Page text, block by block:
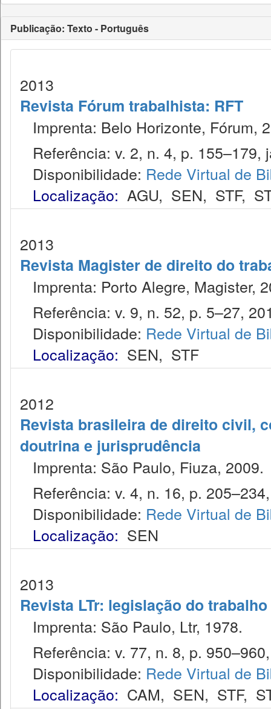
Publicação: Texto - Português
2013
Revista Fórum trabalhista: RFT
Imprenta: Belo Horizonte, Fórum,
Referência: v. 2, n. 4, p. 155–179,
Disponibilidade: Rede Virtual de
Localização: AGU, SEN, STF,
2013
Revista Magister de direito do
Imprenta: Porto Alegre, Magister,
Referência: v. 9, n. 52, p. 5–27,
Disponibilidade: Rede Virtual de
Localização: SEN, STF
2012
Revista brasileira de direito civil,
doutrina e jurisprudência
Imprenta: São Paulo, Fiuza, 2009.
Referência: v. 4, n. 16, p.
Disponibilidade: Rede Virtual de
Localização: SEN
2013
Revista LTr: legislação do trabalho
Imprenta: São Paulo, Ltr, 1978.
Referência: v. 77, n. 8, p.
Disponibilidade: Rede Virtual de
Localização: CAM, SEN, STF,